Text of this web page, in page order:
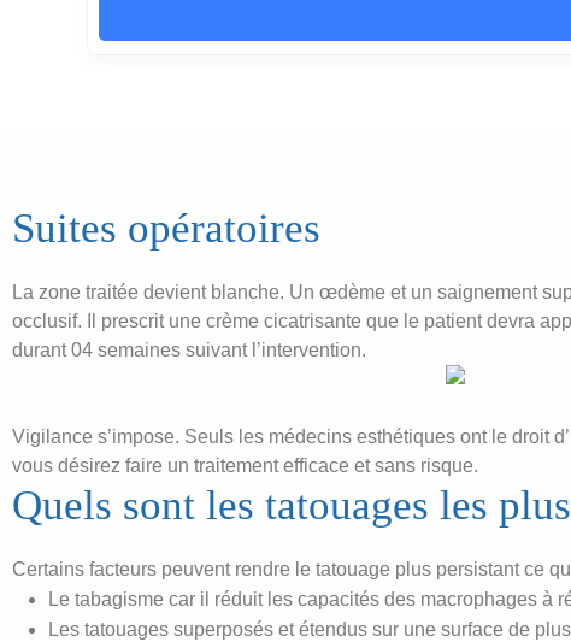
Suites opératoires
La zone traitée devient blanche. Un œdème et un saignement
occlusif. Il prescrit une crème cicatrisante que le patient devra
durant 04 semaines suivant l’intervention.
Vigilance s’impose. Seuls les médecins esthétiques ont le droit
vous désirez faire un traitement efficace et sans risque.
Quels sont les tatouages les
Certains facteurs peuvent rendre le tatouage plus persistant ce
Le tabagisme car il réduit les capacités des macrophages à
Les tatouages superposés et étendus sur une surface de